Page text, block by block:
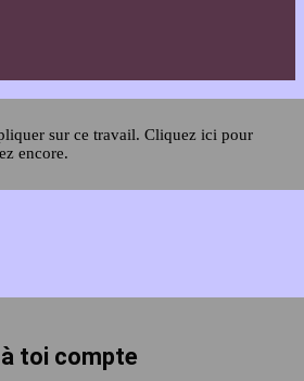
sur ce travail. Cliquez ici pour
encore.
toi compte